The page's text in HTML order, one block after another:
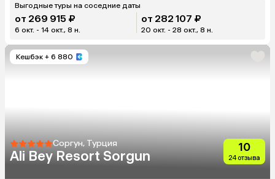
Выгодные туры на соседние даты
от 269 915 ₽
6 окт. - 14 окт., 8 н.
от 282 107 ₽
20 окт. - 28 окт., 8 н.
Кешбэк + 6 880
Соргун, Турция
Ali Bey Resort Sorgun
10
24 отзыва